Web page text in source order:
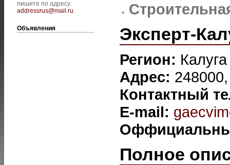
пишите по адресу
addressrus@mail.ru.
Объявления Эксперт-
Регион: Калуга
Адрес:
Контактный
E-mail:
Полное